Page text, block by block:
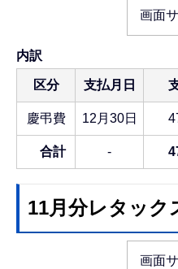
画面
内訳
区分 支払月日
慶弔費 12月30日
合計 -
11月分レタック
画面